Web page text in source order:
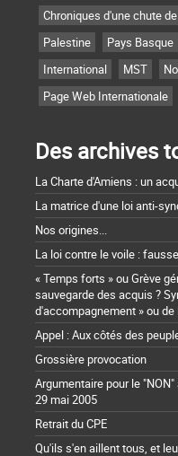
Chroniques d'une chute
Palestine
Pays Basque
International
MST
Page Web Internationale
Des archives
La Charte d'Amiens : un
La matrice d'une loi anti-
Nos origines...
La loi contre le voile :
« Temps forts » ou Grève
sauvegarde des acquis ?
d'accompagnement » ou
Appel : Aux côtés des
Grossière provocation
Argumentaire pour le
29 mai 2005
Retrait du CPE
Qu'ils s'en aillent tous, et